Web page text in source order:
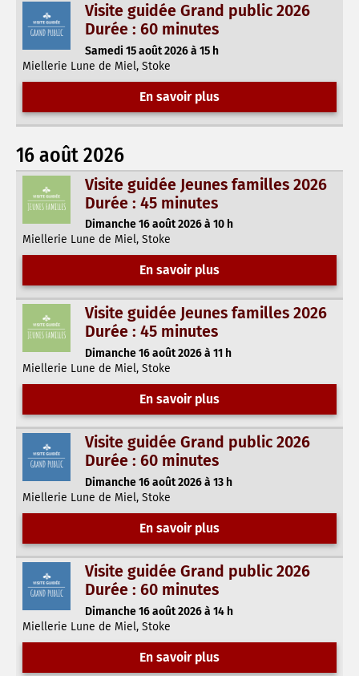
Visite guidée Grand public 2026
Durée : 60 minutes
Samedi 15 août 2026 à 15 h
Miellerie Lune de Miel, Stoke
En savoir plus
16 août 2026
Visite guidée Jeunes familles 2026
Durée : 45 minutes
Dimanche 16 août 2026 à 10 h
Miellerie Lune de Miel, Stoke
En savoir plus
Visite guidée Jeunes familles 2026
Durée : 45 minutes
Dimanche 16 août 2026 à 11 h
Miellerie Lune de Miel, Stoke
En savoir plus
Visite guidée Grand public 2026
Durée : 60 minutes
Dimanche 16 août 2026 à 13 h
Miellerie Lune de Miel, Stoke
En savoir plus
Visite guidée Grand public 2026
Durée : 60 minutes
Dimanche 16 août 2026 à 14 h
Miellerie Lune de Miel, Stoke
En savoir plus